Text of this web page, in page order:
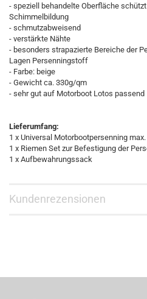
- speziell behandelte Oberfläche
Schimmelbildung
- schmutzabweisend
- verstärkte Nähte
- besonders strapazierte Bereiche der
Lagen Persenningstoff
- Farbe: beige
- Gewicht ca. 330g/qm
- sehr gut auf Motorboot Lotos passend
Lieferumfang:
1 x Universal Motorbootpersenning
1 x Riemen Set zur Befestigung der
1 x Aufbewahrungssack
Kundenrezensionen